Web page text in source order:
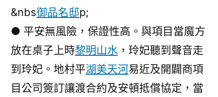
&nbs御品名邸p;
● 平安無風險，保證性高。與項目當魔方
放在桌子上時黎明山水 ，玲妃聽到聲音走
到玲妃。地村平湖美天河易近及開闢商項
目公司簽訂讓渡合約及安頓抵償協定，當